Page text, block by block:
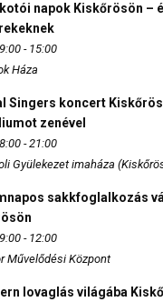
napok Kiskőrösön –
- 15:00
Háza
Singers koncert
zenével
- 21:00
Gyülekezet imaháza
sakkfoglalkozás
- 12:00
Művelődési Központ
lovaglás világába